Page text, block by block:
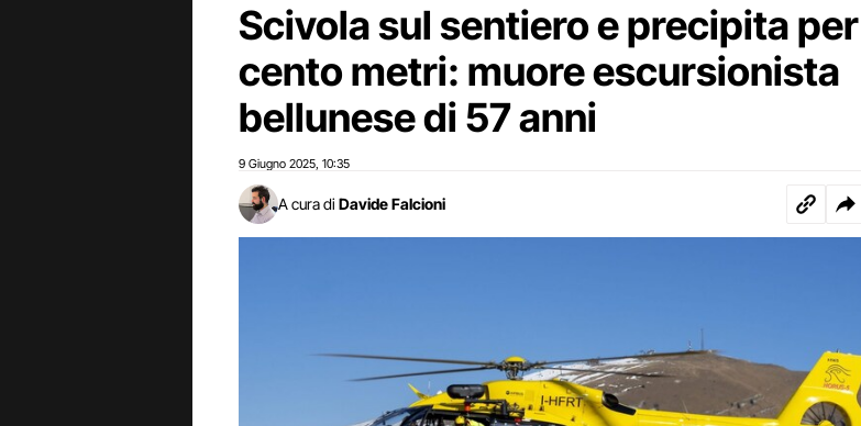
LOTTO E SUPERENALOTTO
Scivola sul sentiero e precipita per
cento metri: muore escursionista
bellunese di 57 anni
9 Giugno 2025 10:35
A cura di Davide Falcioni